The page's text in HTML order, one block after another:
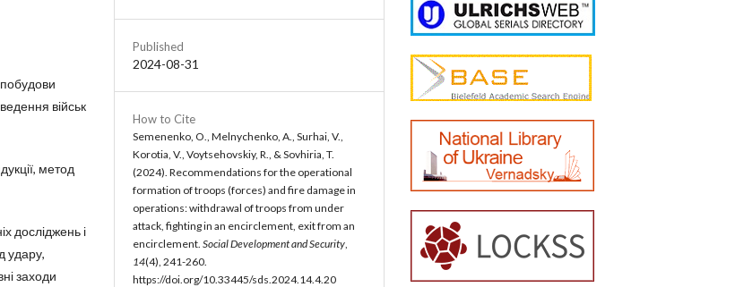
військ
метод
досліджень і
удару,
заходи
Published
2024-08-31
How to Cite
Semenenko, O., Melnychenko, A., Surhai, V.,
Korotia, V., Voytsehovskiy, R., & Sovhiria, T.
(2024). Recommendations for the operational
formation of troops (forces) and fire damage in
operations: withdrawal of troops from under
attack, fighting in an encirclement, exit from an
encirclement. Social Development and Security
14(4), 241-260.
https://doi.org/10.33445/sds.2024.14.4.20